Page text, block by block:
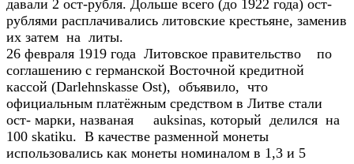
давали 2 ост-рубля. Дольше всего (до 1922 года) ост-
рублями расплачивались литовские крестьяне, заменив
их затем на литы.
26 февраля 1919 года Литовское правительство по
соглашению с германской Восточной кредитной
кассой (Darlehnskasse Ost), объявило, что
официальным платёжным средством в Литве стали
ост- марки, названая auksinas, который делился на
100 skatiku. В качестве разменной монеты
использовались как монеты номиналом в 1,3 и 5